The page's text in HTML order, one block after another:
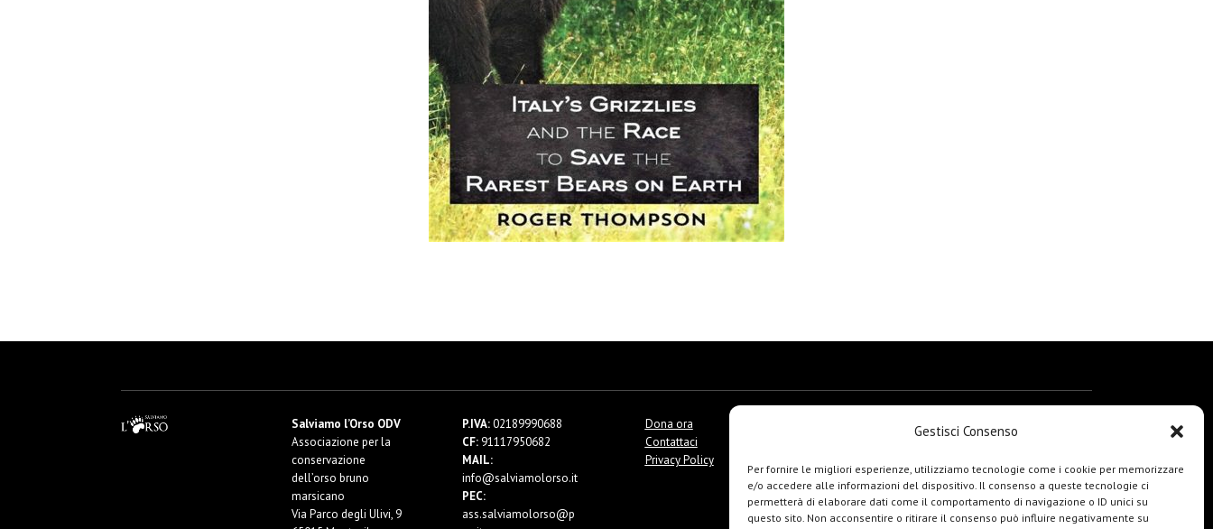
Gestisci Consenso
Per fornire le migliori esperienze, utilizziamo tecnologie come i cookie per memorizzare
e/o accedere alle informazioni del dispositivo. Il consenso a queste tecnologie ci
permetterà di elaborare dati come il comportamento di navigazione o ID unici su
questo sito. Non acconsentire o ritirare il consenso può influire negativamente su
Salviamo l’Orso ODV
Associazione per la
conservazione
dell’orso bruno
marsicano
Via Parco degli Ulivi, 9
P.IVA:02189990688
CF: 91117950682
MAIL:
info@salviamolorso.it
PEC:
ass.salviamolorso@p
Dona ora
Contattaci
Privacy Policy